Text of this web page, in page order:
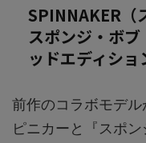
SPINNAKER（
スポンジ・ボ
ッドエディショ
前作のコラボモデ
ピニカーと『スポ